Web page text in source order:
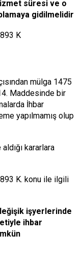
süresi ve o
gidilmelidir
K
mülga 1475
Maddesinde bir
İhbar
yapılmamış olup
kararlara
K. konu ile ilgili
işyerlerinde
ihbar